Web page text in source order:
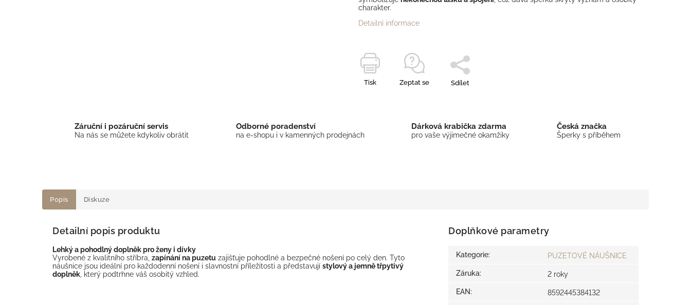
charakter.
Detailní informace
Tisk Zeptat se Sdílet
Záruční i pozáruční servis
Na nás se můžete kdykoliv obrátit
Odborné poradenství
na e-shopu i v kamenných prodejnách
Dárková krabička zdarma
pro vaše výjimečné okamžiky
Česká značka
Šperky s příběhem
Popis Diskuze
Detailní popis produktu
Lehký a pohodlný doplněk pro ženy i dívky
Vyrobené z kvalitního stříbra, zapínání na puzetu zajišťuje pohodlné a bezpečné nošení po celý den. Tyto
náušnice jsou ideální pro každodenní nošení i slavnostní příležitosti a představují stylový a jemně třpytivý
doplněk , který podtrhne váš osobitý vzhled.
Doplňkové parametry
Kategorie: PUZETOVÉ NÁUŠNICE
Záruka: 2 roky
EAN: 8592445384132